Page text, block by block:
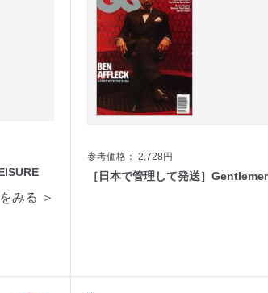
みる ＞
参考価格： 2,728円
［日本で管理して発送］